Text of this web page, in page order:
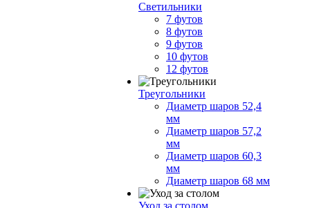
Светильники
7 футов
8 футов
9 футов
10 футов
12 футов
Треугольники
Диаметр шаров 52,4
мм
Диаметр шаров 57,2
мм
Диаметр шаров 60,3
мм
Диаметр шаров 68 мм
Уход за столом